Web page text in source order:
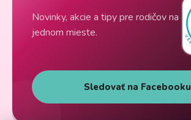
Novinky, akcie a tipy pre rodičov na
jednom mieste.
Sledovať na Facebooku